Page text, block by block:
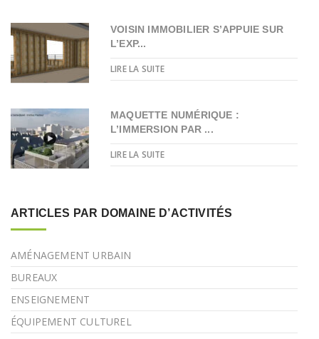
VOISIN IMMOBILIER S’APPUIE SUR
L’EXP...
LIRE LA SUITE
MAQUETTE NUMÉRIQUE :
L’IMMERSION PAR ...
LIRE LA SUITE
ARTICLES PAR DOMAINE D’ACTIVITÉS
AMÉNAGEMENT URBAIN
BUREAUX
ENSEIGNEMENT
ÉQUIPEMENT CULTUREL